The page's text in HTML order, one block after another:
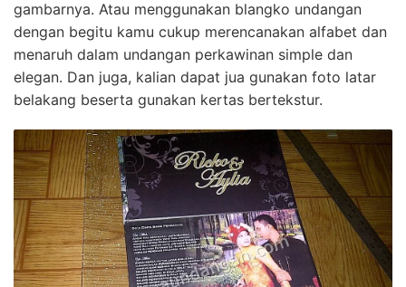
gambarnya. Atau menggunakan blangko undangan
dengan begitu kamu cukup merencanakan alfabet dan
menaruh dalam undangan perkawinan simple dan
elegan. Dan juga, kalian dapat jua gunakan foto latar
belakang beserta gunakan kertas bertekstur.